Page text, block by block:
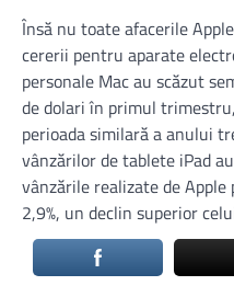
Însă nu toate afacerile
cererii pentru aparate
personale Mac au scăzut
de dolari în primul
perioada similară a anului
vânzărilor de tablete iPad
vânzările realizate de
2,9%, un declin superior